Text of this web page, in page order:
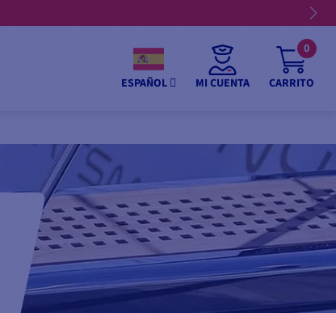
ESPAÑOL MI CUENTA CARRITO
0